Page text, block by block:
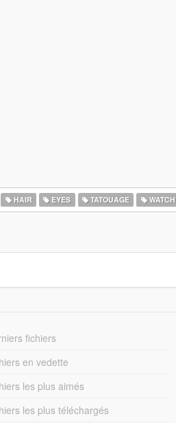
HAIR EYES TATOUAGE WATCH
fichiers
en vedette
les plus aimés
les plus téléchargés